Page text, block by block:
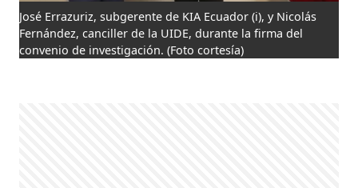
José Errazuriz, subgerente de KIA Ecuador (i), y Nicolás
Fernández, canciller de la UIDE, durante la firma del
convenio de investigación. (Foto cortesía)